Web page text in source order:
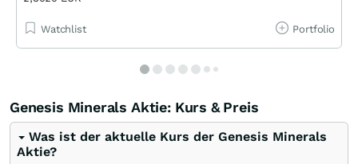
Watchlist Portfolio
Genesis Minerals Aktie: Kurs & Preis
Was ist der aktuelle Kurs der Genesis Minerals
Aktie?